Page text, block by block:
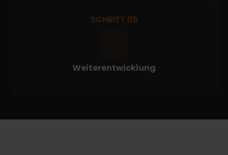
SCHRITT 05
Weiterentwicklung